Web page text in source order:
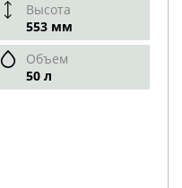
Высота
553 мм
Объем
50 л